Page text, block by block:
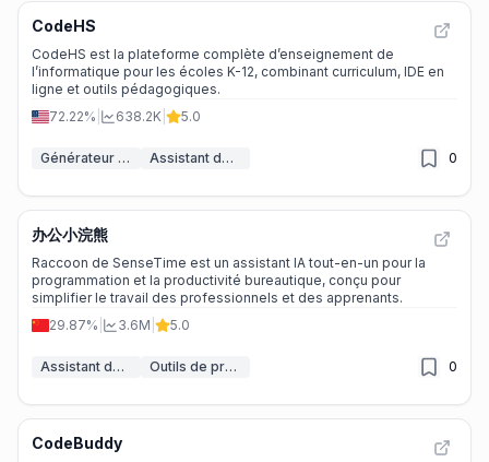
CodeHS
CodeHS est la plateforme complète d’enseignement de
l’informatique pour les écoles K-12, combinant curriculum, IDE en
ligne et outils pédagogiques.
72.22%
638.2K 5.0
Générateur de plan de cours IA Assistant de code IA 0
办公小浣熊
Raccoon de SenseTime est un assistant IA tout-en-un pour la
programmation et la productivité bureautique, conçu pour
simplifier le travail des professionnels et des apprenants.
29.87%
3.6M 5.0
Assistant de code IA Outils de productivité IA 0
CodeBuddy